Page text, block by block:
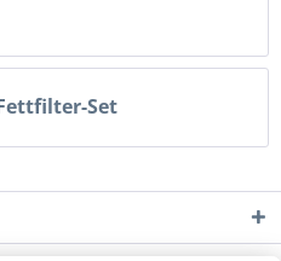
Set